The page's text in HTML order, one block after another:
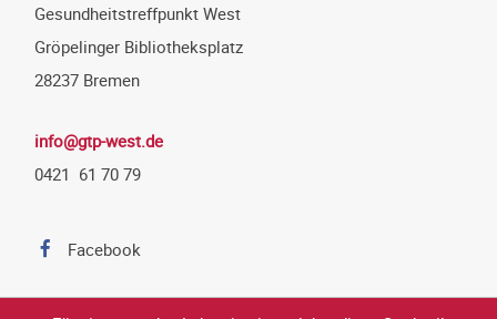
Gesundheitstreffpunkt West
Gröpelinger Bibliotheksplatz
28237 Bremen
info@gtp-west.de
0421 61 70 79
Facebook